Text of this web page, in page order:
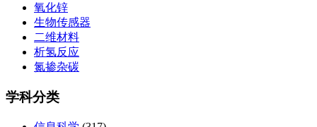
氧化锌
生物传感器
二维材料
析氢反应
氮掺杂碳
学科分类